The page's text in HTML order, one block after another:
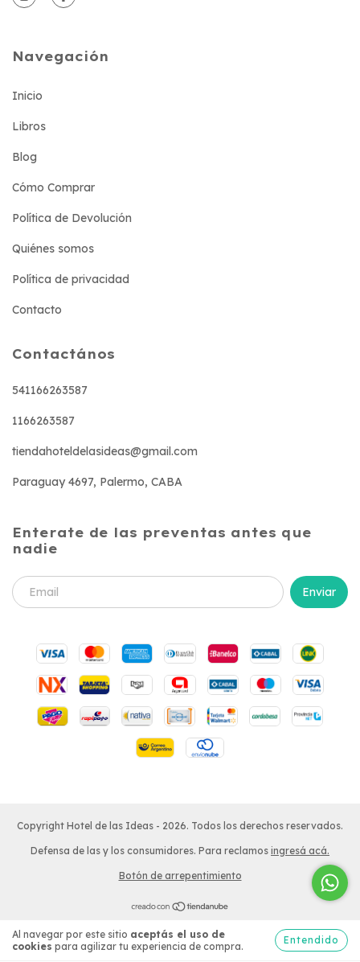
Al navegar por este sitio aceptás el uso de
cookies para agilizar tu experiencia de compra.
Entendido
Navegación
Inicio
Libros
Blog
Cómo Comprar
Política de Devolución
Quiénes somos
Política de privacidad
Contacto
Contactános
541166263587
1166263587
tiendahoteldelasideas@gmail.com
Paraguay 4697, Palermo, CABA
Enterate de las preventas antes que
nadie
Copyright Hotel de las Ideas - 2026. Todos los derechos reservados.
Defensa de las y los consumidores. Para reclamos ingresá acá.
Botón de arrepentimiento